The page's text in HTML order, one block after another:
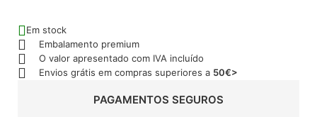
Em stock
Embalamento premium
O valor apresentado com IVA incluído
Envios grátis em compras superiores a 50€>
PAGAMENTOS SEGUROS